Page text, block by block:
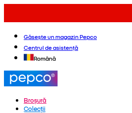
Găsește un magazin Pepco
Centrul de asistență
Română
Broșură
Colecții